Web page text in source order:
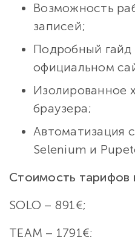
Возможность
записей;
Подробный гайд
официальном
Изолированное
браузера;
Автоматизация
Selenium и
Стоимость тарифов
SOLO – 891€;
TEAM – 1791€;